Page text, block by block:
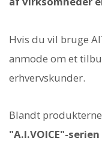
Hvis du vil bruge
anmode om et
erhvervskunder.
Blandt
"A.I.VOICE"-serien